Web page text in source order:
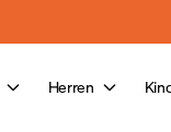
Herren